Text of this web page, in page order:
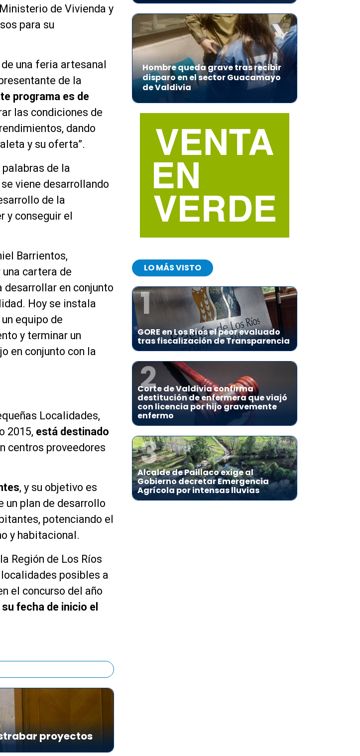
de Vivienda y
para su
una feria artesanal
de la
programa es de
las condiciones de
dando
y su oferta”.
de la
viene desarrollando
de la
y conseguir el
Barrientos,
cartera de
desarrollar en conjunto
Hoy se instala
equipo de
y terminar un
en conjunto con la
Localidades,
2015, está destinado
centros proveedores
, y su objetivo es
un plan de desarrollo
potenciando el
y habitacional.
Región de Los Ríos
posibles a
el concurso del año
fecha de inicio el
proyectos
Hombre queda grave tras recibir
disparo en el sector Guacamayo
de Valdivia
LO MÁS VISTO
1
GORE en Los Ríos el peor evaluado
tras fiscalización de Transparencia
2
Corte de Valdivia confirma
destitución de enfermera que viajó
con licencia por hijo gravemente
enfermo
3
Alcalde de Paillaco exige al
Gobierno decretar Emergencia
Agrícola por intensas lluvias